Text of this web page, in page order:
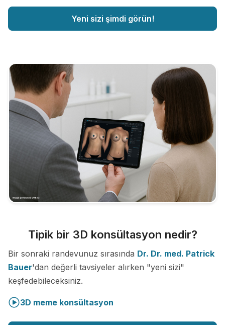
Yeni sizi şimdi görün!
Tipik bir 3D konsültasyon nedir?
Bir sonraki randevunuz sırasında Dr. Dr. med. Patrick
Bauer'dan değerli tavsiyeler alırken "yeni sizi"
keşfedebileceksiniz.
3D meme konsültasyon